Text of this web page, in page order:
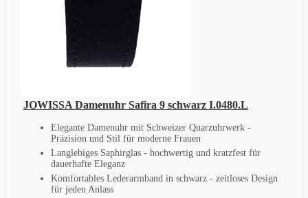
JOWISSA Damenuhr Safira 9 schwarz I.0480.L
Elegante Damenuhr mit Schweizer Quarzuhrwerk -
Präzision und Stil für moderne Frauen
Langlebiges Saphirglas - hochwertig und kratzfest für
dauerhafte Eleganz
Komfortables Lederarmband in schwarz - zeitloses Design
für jeden Anlass